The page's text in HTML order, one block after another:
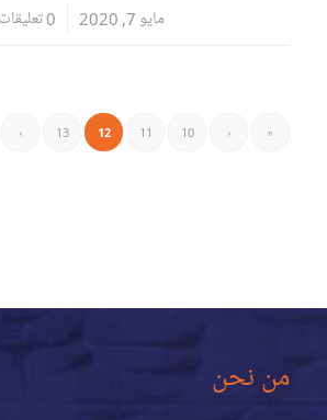
مايو 7, 2020 0 تعليقات
«
‹
10
11
12
13
›
من نحن